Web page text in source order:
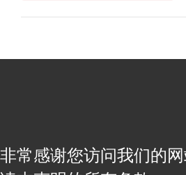
非常感谢您访问我们的